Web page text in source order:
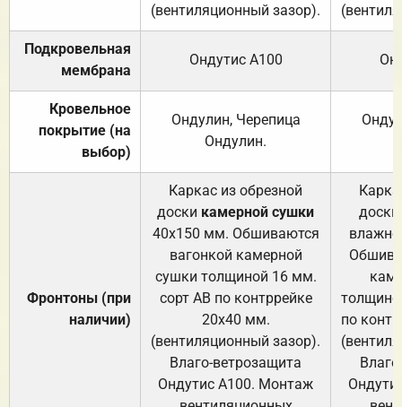
(вентиляционный зазор).
Подкровельная
мембрана
Ондутис А100
Кровельное
покрытие (на
выбор)
Ондулин, Черепица
Ондулин.
Фронтоны (при
наличии)
Каркас из обрезной
доски камерной сушки
40х150 мм. Обшиваются
вагонкой камерной
сушки толщиной 16 мм.
сорт АВ по контррейке
20х40 мм.
(вентиляционный зазор).
Влаго-ветрозащита
Ондутис А100. Монтаж
доски
по